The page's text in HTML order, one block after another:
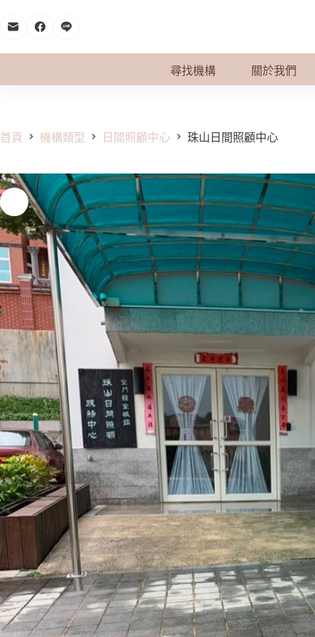
至
尋找機構 關於我們
首頁 機構類型 日間照顧中心 珠山日間照顧中心